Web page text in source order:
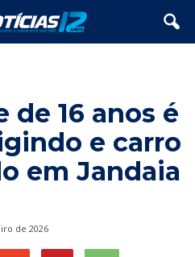
de 16 anos é
e carro
em Jandaia
de 2026